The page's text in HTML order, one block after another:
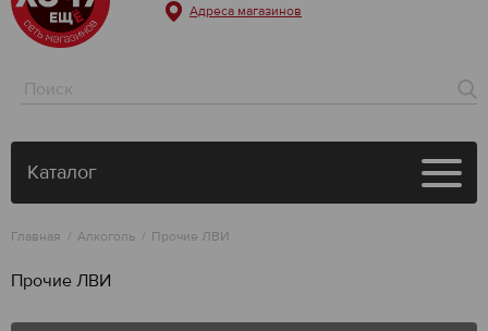
Адреса магазинов
Каталог
Главная Алкоголь Прочие ЛВИ
Прочие ЛВИ